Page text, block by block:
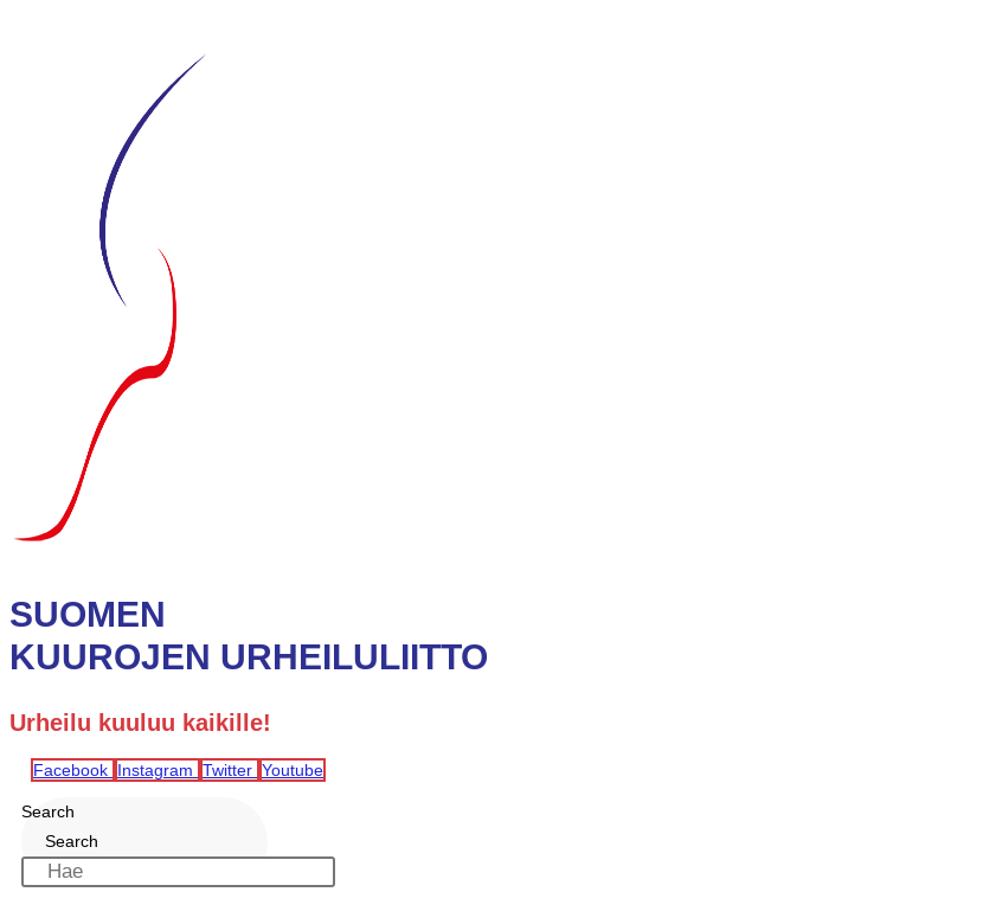
SUOMEN
KUUROJEN URHEILULIITTO
Urheilu kuuluu kaikille!
Facebook Instagram Twitter Youtube
Search
Search